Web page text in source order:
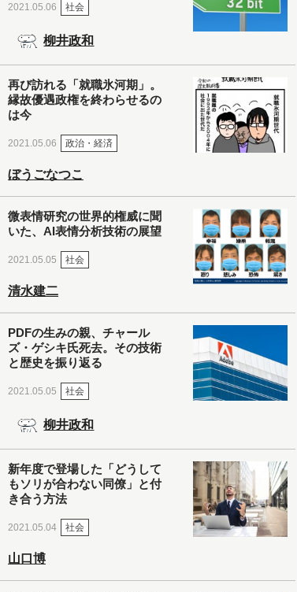
2021.05.06 社会
柳井政和
再び訪れる「就職氷河期」。
縁故優遇政権を終わらせるの
は今
2021.05.06 政治・経済
ぼうごなつこ
微表情研究の世界的権威に聞
いた、AI表情分析技術の展望
2021.05.05 社会
清水建二
PDFの生みの親、チャール
ズ・ゲシキ氏死去。その技術
と歴史を振り返る
2021.05.05 社会
柳井政和
新年度で登場した「どうして
もソリが合わない同僚」と付
き合う方法
2021.05.04 社会
山口博